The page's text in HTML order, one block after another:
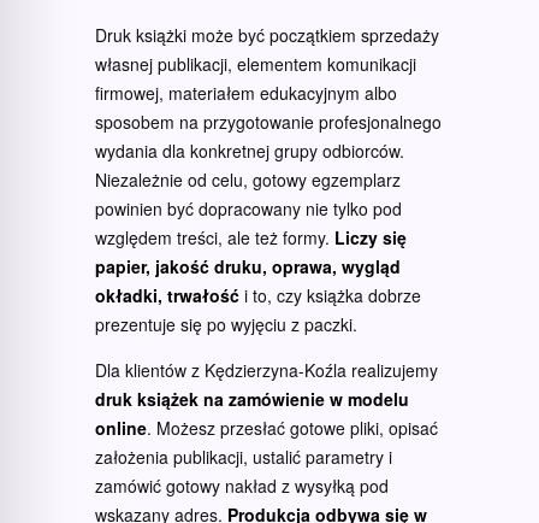
Druk książki może być początkiem sprzedaży
własnej publikacji, elementem komunikacji
firmowej, materiałem edukacyjnym albo
sposobem na przygotowanie profesjonalnego
wydania dla konkretnej grupy odbiorców.
Niezależnie od celu, gotowy egzemplarz
powinien być dopracowany nie tylko pod
względem treści, ale też formy. Liczy się
papier, jakość druku, oprawa, wygląd
okładki, trwałość i to, czy książka dobrze
prezentuje się po wyjęciu z paczki.
Dla klientów z Kędzierzyna-Koźla realizujemy
druk książek na zamówienie w modelu
online. Możesz przesłać gotowe pliki, opisać
założenia publikacji, ustalić parametry i
zamówić gotowy nakład z wysyłką pod
wskazany adres. Produkcja odbywa się w